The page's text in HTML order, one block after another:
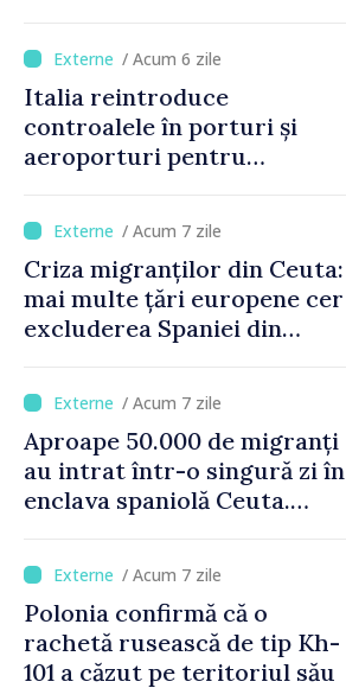
/ Acum 6 zile
Italia reintroduce
controalele în porturi și
aeroporturi pentru
crizei migranților din Ceuta
/ Acum 7 zile
Criza migranților din Ceuta:
mai multe țări europene cer
excluderea Spaniei din
/ Acum 7 zile
Aproape 50.000 de migranți
au intrat într-o singură zi în
enclava spaniolă Ceuta.
Schengen cu Spania
/ Acum 7 zile
Polonia confirmă că o
rachetă rusească de tip Kh-
101 a căzut pe teritoriul său